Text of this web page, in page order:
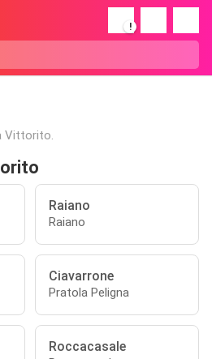
!
Vittorito.
Raiano
Raiano
Ciavarrone
Pratola Peligna
Roccacasale